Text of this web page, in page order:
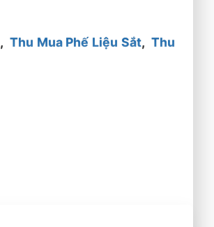
,Thu Mua Phế Liệu Sắt, Thu